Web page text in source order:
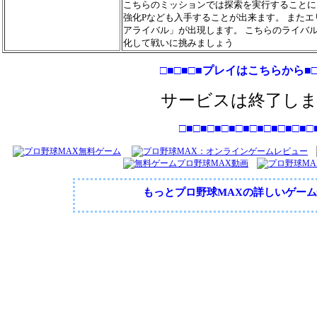
こちらのミッションでは探索を実行すること
強化Pなども入手することが出来ます。 また
アライバル」が出現します。 こちらのライバ
化して戦いに挑みましょう
□■□■□■プレイはこちらから
サービスは終了し
もっとプロ野球MAXの詳しいゲー